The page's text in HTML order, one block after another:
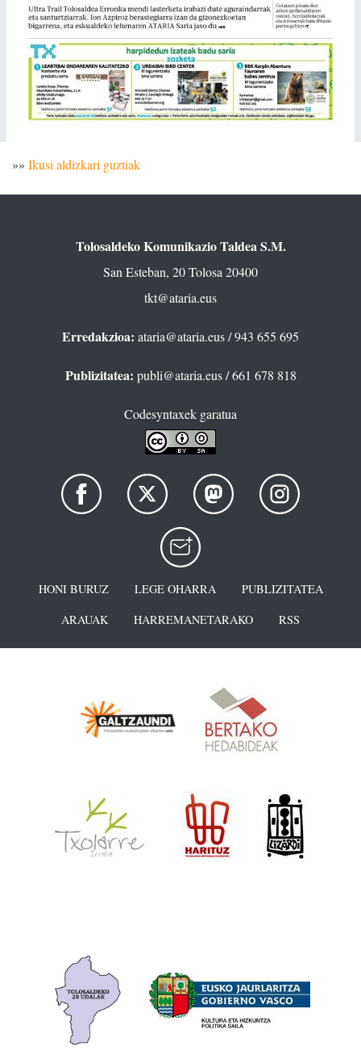
»» Ikusi aldizkari guztiak
Tolosaldeko Komunikazio Taldea S.M.
San Esteban, 20 Tolosa 20400
tkt@ataria.eus
Erredakzioa: ataria@ataria.eus/ 943 655 695
Publizitatea: publi@ataria.eus/ 661 678 818
Codesyntaxek garatua
HONI BURUZ LEGE OHARRA
PUBLIZITATEA
ARAUAK
HARREMANETARAKO RSS